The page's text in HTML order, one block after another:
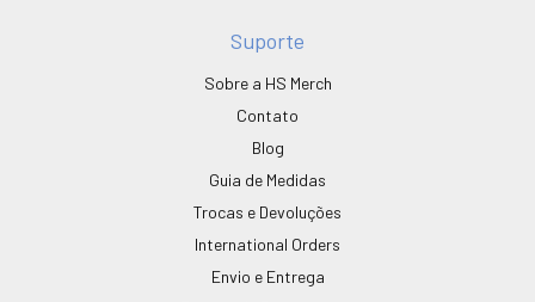
Suporte
Sobre a HS Merch
Contato
Blog
Guia de Medidas
Trocas e Devoluções
International Orders
Envio e Entrega